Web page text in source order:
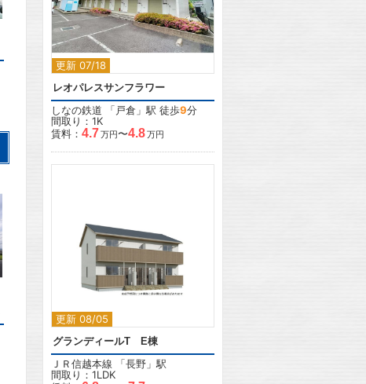
更新 07/18
2
レオパレスサンフラワー
しなの鉄道 「戸倉 」駅 徒歩9分
間取り：1K
賃料： 4.7万円〜4.8万円
更新 08/05
グランディールT E棟
ＪＲ信越本線 「長野 」駅
間取り：1LDK